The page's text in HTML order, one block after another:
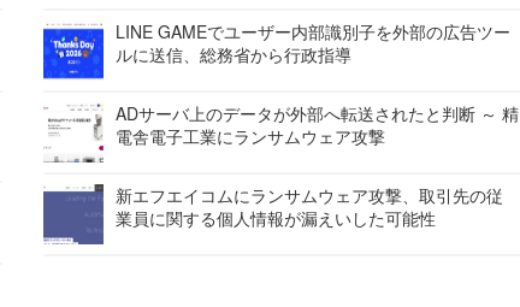
LINE GAMEでユーザー内部識別子を外部の広告ツー
ルに送信、総務省から行政指導
ADサーバ上のデータが外部へ転送されたと判断 ～ 精
電舎電子工業にランサムウェア攻撃
新エフエイコムにランサムウェア攻撃、取引先の従
業員に関する個人情報が漏えいした可能性